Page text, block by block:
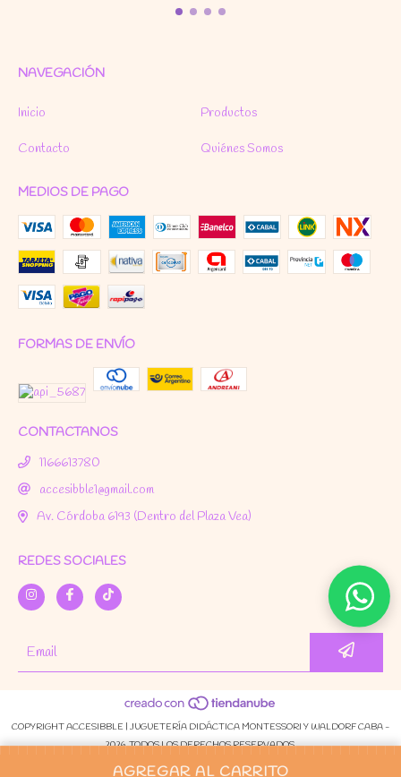
NAVEGACIÓN
Inicio Productos
Contacto Quiénes Somos
MEDIOS DE PAGO
FORMAS DE ENVÍO
CONTACTANOS
1166613780
accesibble1@gmail.com
Av. Córdoba 6193 (Dentro del Plaza Vea)
REDES SOCIALES
COPYRIGHT ACCESIBBLE | JUGUETERÍA DIDÁCTICA MONTESSORI Y WALDORF CABA -
2026. TODOS LOS DERECHOS RESERVADOS.
DEFENSA DE LAS Y LOS CONSUMIDORES. PARA RECLAMOS